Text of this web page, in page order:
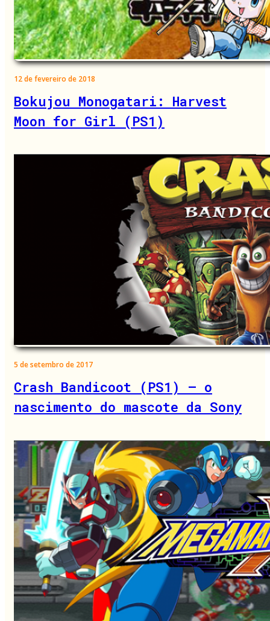
12 de fevereiro de 2018
Bokujou Monogatari: Harvest
Moon for Girl (PS1)
5 de setembro de 2017
Crash Bandicoot (PS1) – o
nascimento do mascote da Sony